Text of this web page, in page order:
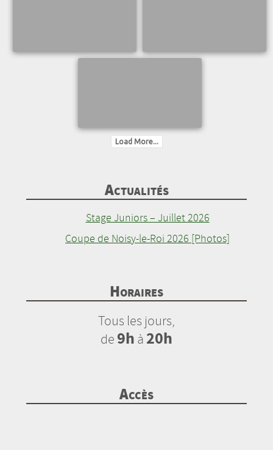
Load More...
Actualités
Stage Juniors – Juillet 2026
Coupe de Noisy-le-Roi 2026 [Photos]
Horaires
Tous les jours,
de 9h à 20h
Accès